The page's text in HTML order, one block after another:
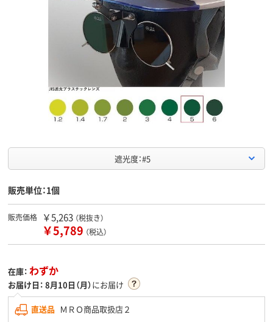
遮光度：#5
販売単位：1個
販売価格 ￥5,263 （税抜き）
￥5,789 （税込）
在庫： わずか
お届け日： 8月10日（月）にお届け
直送品 ＭＲＯ商品取扱店２